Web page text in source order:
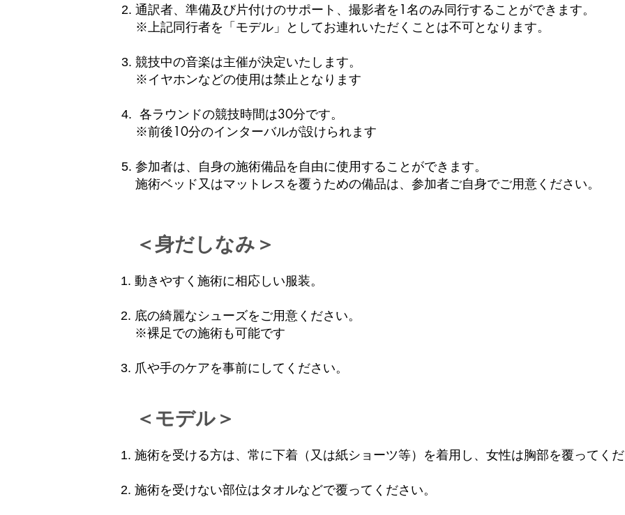
通訳者、準備及び片付けのサポート、撮影者を1名のみ同行することができます。
※上記同行者を「モデル」としてお連れいただくことは不可となります。
競技中の音楽は主催が決定いたします。
※イヤホンなどの使用は禁止となります
各ラウンドの競技時間は30分です。
※前後10分のインターバルが設けられます
参加者は、自身の施術備品を自由に使用することができます。
施術ベッド又はマットレスを覆うための備品は、参加者ご自身でご用意ください。
＜身だしなみ＞
動きやすく施術に相応しい服装。
底の綺麗なシューズをご用意ください。
※裸足での施術も可能です
爪や手のケアを事前にしてください。
＜モデル＞
施術を受ける方は、常に下着（又は紙ショーツ等）を着用し、女性は胸部を覆ってく
施術を受けない部位はタオルなどで覆ってください。